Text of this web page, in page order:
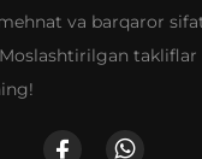
va barqaror
takliflar